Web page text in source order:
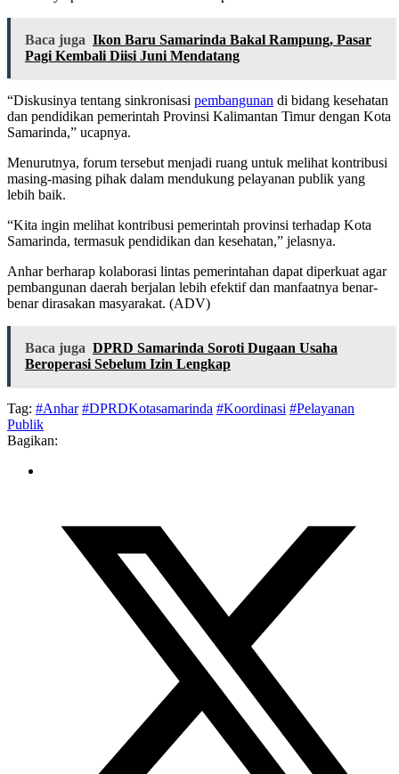
Baca juga Ikon Baru Samarinda Bakal Rampung, Pasar
Pagi Kembali Diisi Juni Mendatang
“Diskusinya tentang sinkronisasi pembangunan di bidang kesehatan
dan pendidikan pemerintah Provinsi Kalimantan Timur dengan Kota
Samarinda,” ucapnya.
Menurutnya, forum tersebut menjadi ruang untuk melihat kontribusi
masing-masing pihak dalam mendukung pelayanan publik yang
lebih baik.
“Kita ingin melihat kontribusi pemerintah provinsi terhadap Kota
Samarinda, termasuk pendidikan dan kesehatan,” jelasnya.
Anhar berharap kolaborasi lintas pemerintahan dapat diperkuat agar
pembangunan daerah berjalan lebih efektif dan manfaatnya benar-
benar dirasakan masyarakat. (ADV)
Baca juga DPRD Samarinda Soroti Dugaan Usaha
Beroperasi Sebelum Izin Lengkap
Tag: #Anhar #DPRDKotasamarinda #Koordinasi #Pelayanan
Publik
Bagikan: